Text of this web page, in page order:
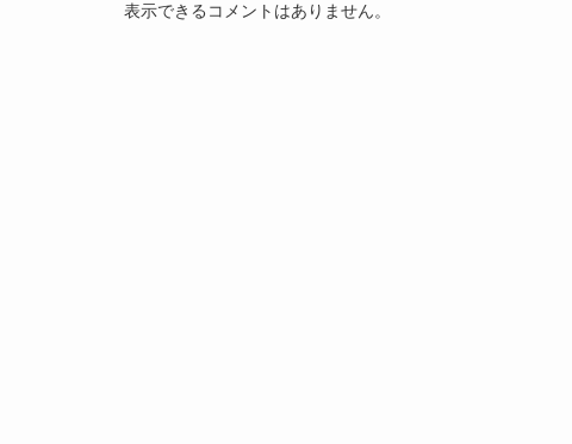
表示できるコメントはありません。